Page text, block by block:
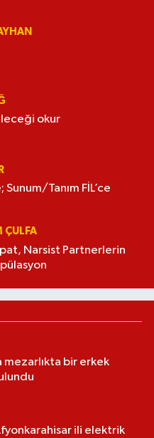
okur
Sunum/Tanım FİL’ce
ÇULFA
Narsist Partnerlerin
bir erkek
ili elektrik